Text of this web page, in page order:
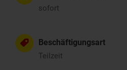
sofort
Beschäftigungsart
Teilzeit